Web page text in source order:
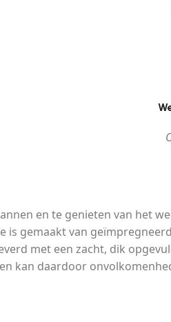
en te genieten van het
is gemaakt van
met een zacht, dik
kan daardoor